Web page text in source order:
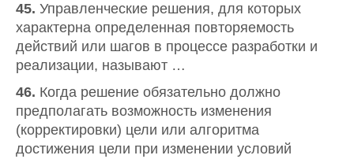
45. Управленческие решения, для которых
характерна определенная повторяемость
действий или шагов в процессе разработки и
реализации, называют …
46. Когда решение обязательно должно
предполагать возможность изменения
(корректировки) цели или алгоритма
достижения цели при изменении условий